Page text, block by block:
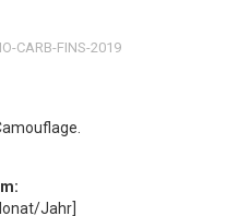
CARB-FINS-2019
Jahr]